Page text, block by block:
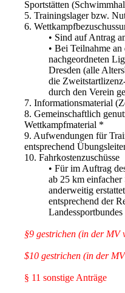
Sportstätten
5. Trainingslager bzw.
6.
• Sind auf Antrag
• Bei Teilnahme
nachgeordneten
Dresden (alle
die
durch den Verein
7. Informationsmaterial
8. Gemeinschaftlich
Wettkampfmaterial *
9. Aufwendungen für
entsprechend
10. Fahrkostenzuschüsse
• Für im Auftrag
ab 25 km
anderweitig
entsprechend der
§9 gestrichen (in der MV
$10 gestrichen (in der
§ 11 sonstige Anträge